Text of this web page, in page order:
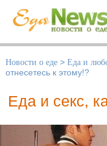
Новости о еде > Еда и
отнесетесь к этому!?
Еда и секс,